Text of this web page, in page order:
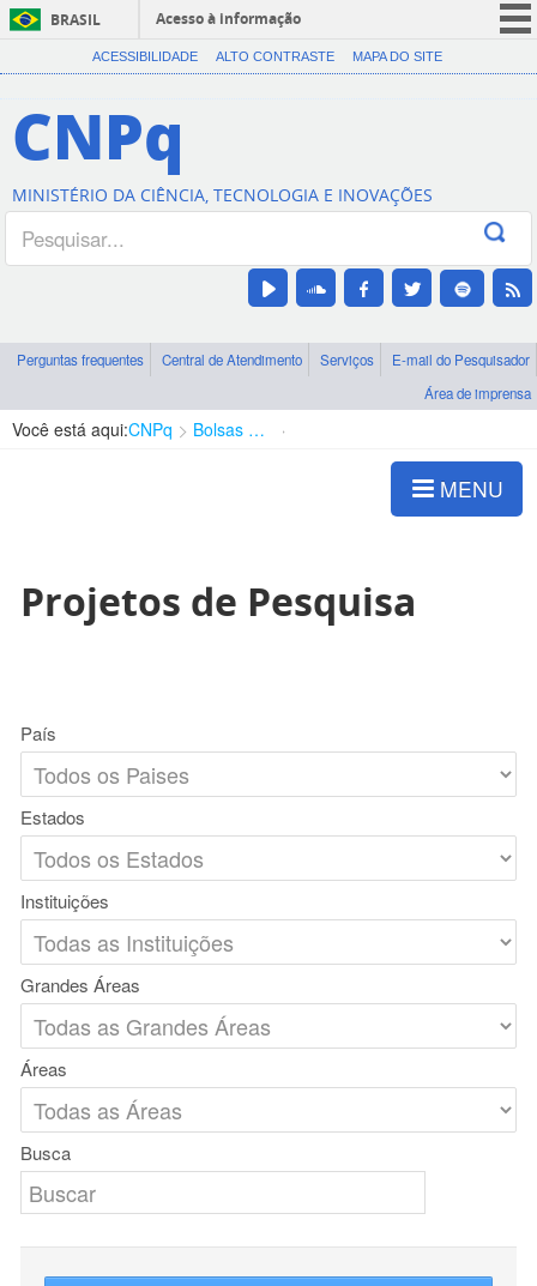
BRASIL
Acesso à informação
CORONAVÍRUS (COVID-19)
Canais
ACESSIBILIDADE ALTO CONTRASTE MAPA DO SITE
CNPq
MINISTÉRIO DA CIÊNCIA, TECNOLOGIA E INOVAÇÕES
Perguntas frequentes Central de Atendimento Serviços
E-mail do Pesquisador
Área de imprensa
Você está aqui:CNPq Bolsas e Auxílios Vigentes
MENU
Projetos de Pesquisa
País
Estados
Instituições
Grandes Áreas
Áreas
Busca